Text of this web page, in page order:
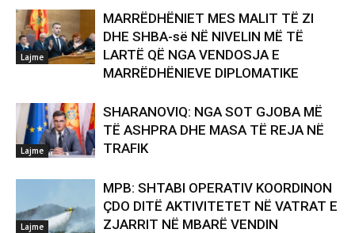
Lajme
MARRËDHËNIET MES MALIT TË ZI
DHE SHBA-së NË NIVELIN MË TË
LARTË QË NGA VENDOSJA E
MARRËDHËNIEVE DIPLOMATIKE
Lajme
SHARANOVIQ: NGA SOT GJOBA MË
TË ASHPRA DHE MASA TË REJA NË
TRAFIK
Lajme
MPB: SHTABI OPERATIV KOORDINON
ÇDO DITË AKTIVITETET NË VATRAT E
ZJARRIT NË MBARË VENDIN